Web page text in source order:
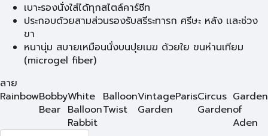
เบาะรองนั่งใส่ได้ทุกสไตล์คาร์ซีท
ประกอบด้วยสามส่วนรองรับสรีระทารก ศรีษะ หลัง เเละช่วง
ขา
หนานุ่ม สบายเหมือนนั่งบนปุยเมฆ ด้วยใย ขนห่านเทียม
(microgel fiber)
ลาย
RainbowBobby
Bear
White
Balloon
Rabbit
Balloon
Twist
Vintage
Garden
ParisCircus
Garden
Garden
of
Aden